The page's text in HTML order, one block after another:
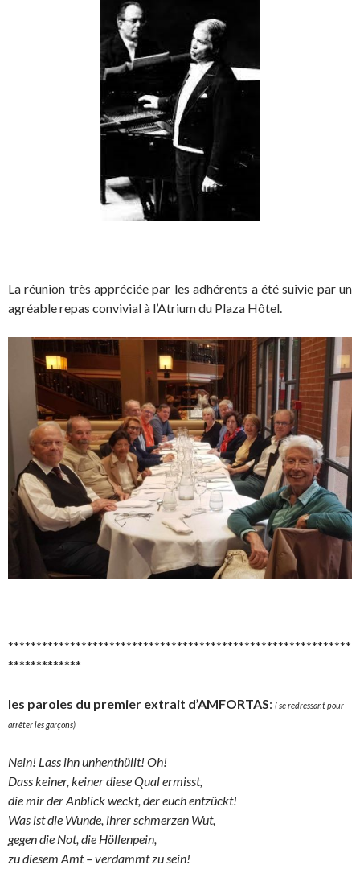
La réunion très appréciée par les adhérents a été suivie par un
agréable repas convivial à l’Atrium du Plaza Hôtel.
*************************************************************
*************
les paroles du premier extrait d’AMFORTAS: ( se redressant pour
arrêter les garçons)
Nein! Lass ihn unhenthüllt! Oh!
Dass keiner, keiner diese Qual ermisst,
die mir der Anblick weckt, der euch entzückt!
Was ist die Wunde, ihrer schmerzen Wut,
gegen die Not, die Höllenpein,
zu diesem Amt – verdammt zu sein!